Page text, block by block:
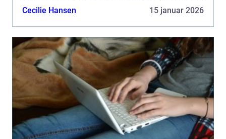
stenkast...
Cecilie Hansen 15 januar 2026